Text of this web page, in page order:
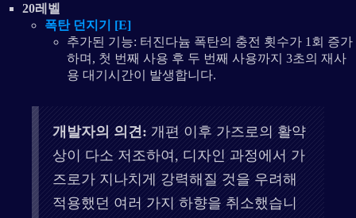
20레벨
폭탄 던지기 [E]
추가된 기능: 터진다늄 폭탄의 충전 횟수가 1회 증가
하며, 첫 번째 사용 후 두 번째 사용까지 3초의 재사
용 대기시간이 발생합니다.
개발자의 의견: 개편 이후 가즈로의 활약
상이 다소 저조하여, 디자인 과정에서 가
즈로가 지나치게 강력해질 것을 우려해
적용했던 여러 가지 하향을 취소했습니